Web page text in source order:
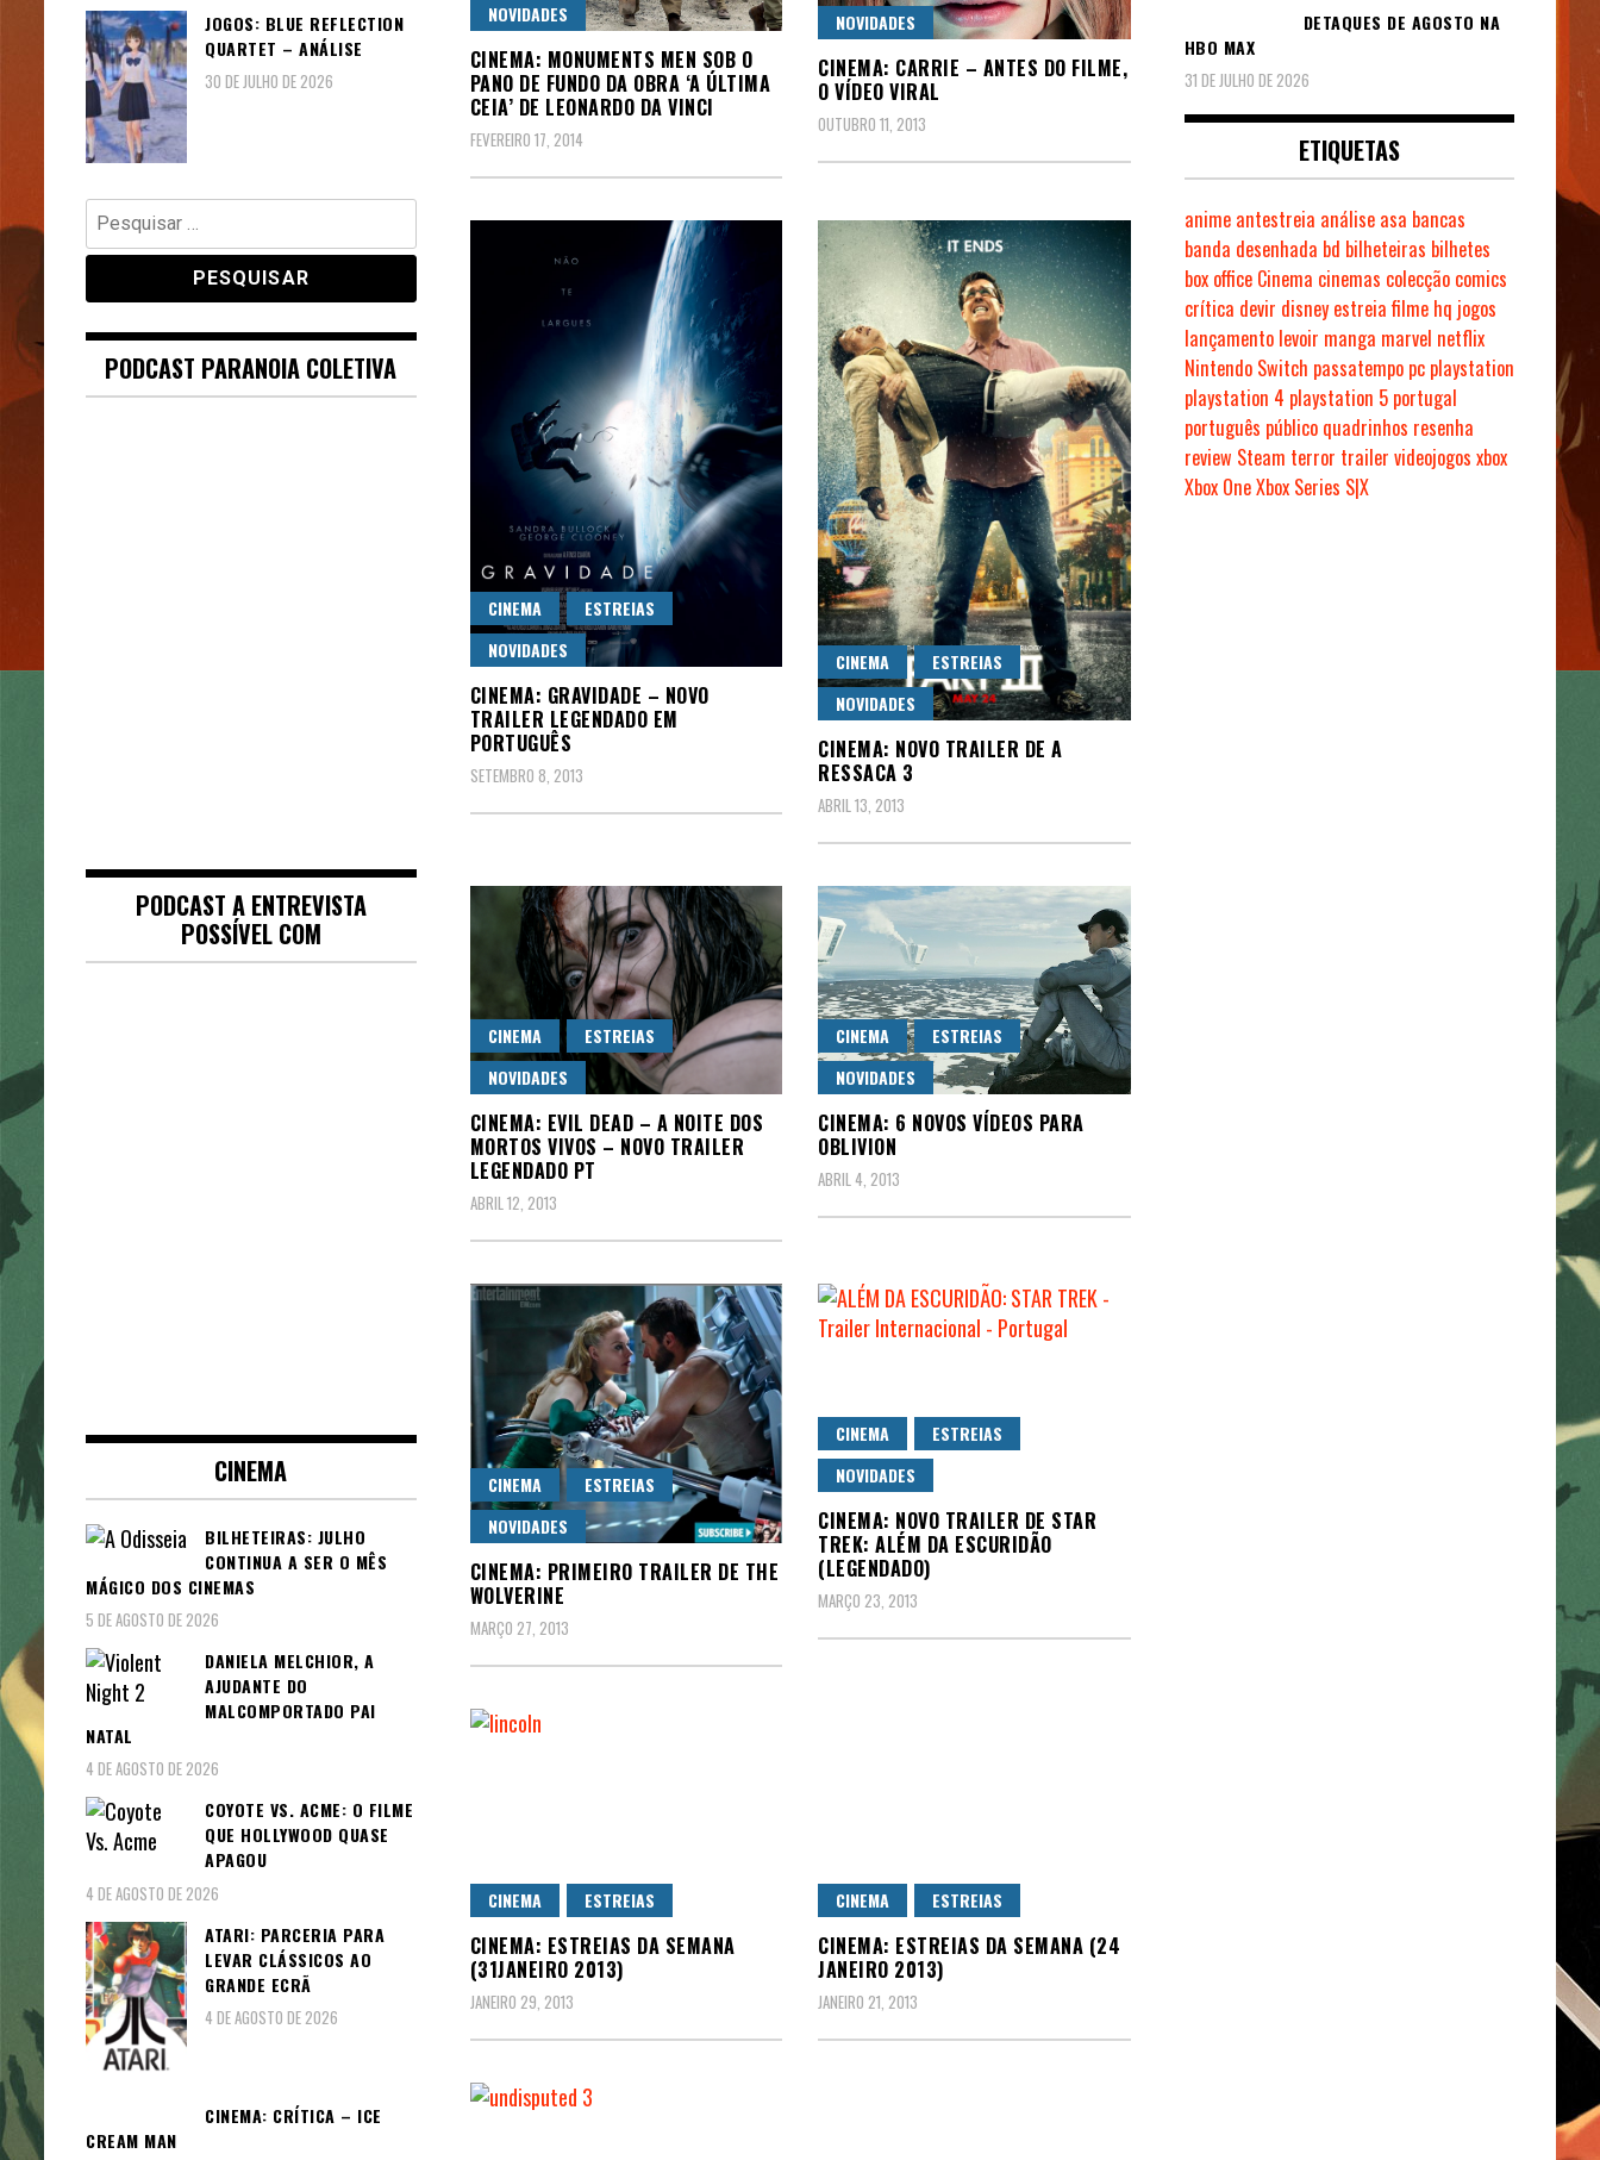
NOVIDADES
CINEMA: MONUMENTS MEN SOB O
PANO DE FUNDO DA OBRA ‘A ÚLTIMA
CEIA’ DE LEONARDO DA VINCI
FEVEREIRO 17, 2014
NOVIDADES
CINEMA: CARRIE – ANTES DO FILME,
O VÍDEO VIRAL
OUTUBRO 11, 2013
CINEMA
ESTREIAS
NOVIDADES
CINEMA: GRAVIDADE – NOVO
TRAILER LEGENDADO EM
PORTUGUÊS
SETEMBRO 8, 2013
CINEMA
ESTREIAS
NOVIDADES
CINEMA: NOVO TRAILER DE A
RESSACA 3
ABRIL 13, 2013
CINEMA
ESTREIAS
NOVIDADES
CINEMA: EVIL DEAD – A NOITE DOS
MORTOS VIVOS – NOVO TRAILER
LEGENDADO PT
ABRIL 12, 2013
CINEMA
ESTREIAS
NOVIDADES
CINEMA: 6 NOVOS VÍDEOS PARA
OBLIVION
ABRIL 4, 2013
CINEMA
ESTREIAS
NOVIDADES
CINEMA: PRIMEIRO TRAILER DE THE
WOLVERINE
MARÇO 27, 2013
CINEMA
ESTREIAS
NOVIDADES
CINEMA: NOVO TRAILER DE STAR
TREK: ALÉM DA ESCURIDÃO
(LEGENDADO)
MARÇO 23, 2013
CINEMA ESTREIAS
CINEMA: ESTREIAS DA SEMANA
(31JANEIRO 2013)
JANEIRO 29, 2013
CINEMA ESTREIAS
CINEMA: ESTREIAS DA SEMANA (24
JANEIRO 2013)
JANEIRO 21, 2013
JOGOS: BLUE REFLECTION
QUARTET – ANÁLISE
30 DE JULHO DE 2026
Pesquisar
por:
PODCAST PARANOIA COLETIVA
PODCAST A ENTREVISTA
POSSÍVEL COM
CINEMA
BILHETEIRAS: JULHO
CONTINUA A SER O MÊS
MÁGICO DOS CINEMAS
5 DE AGOSTO DE 2026
DANIELA MELCHIOR, A
AJUDANTE DO
MALCOMPORTADO PAI
NATAL
4 DE AGOSTO DE 2026
COYOTE VS. ACME: O FILME
QUE HOLLYWOOD QUASE
APAGOU
4 DE AGOSTO DE 2026
ATARI: PARCERIA PARA
LEVAR CLÁSSICOS AO
GRANDE ECRÃ
4 DE AGOSTO DE 2026
CINEMA: CRÍTICA – ICE
CREAM MAN
DETAQUES DE AGOSTO NA
HBO MAX
31 DE JULHO DE 2026
ETIQUETAS
anime antestreia análise asa bancas
banda desenhada bd bilheteiras bilhetes
box office Cinema cinemas colecção comics
crítica devir disney estreiafilme hq jogos
lançamento levoir manga marvel netflix
Nintendo Switch passatempo pc playstation
playstation 4 playstation 5 portugal
português público quadrinhos resenha
review Steam terror trailer videojogos xbox
Xbox OneXbox Series S|X